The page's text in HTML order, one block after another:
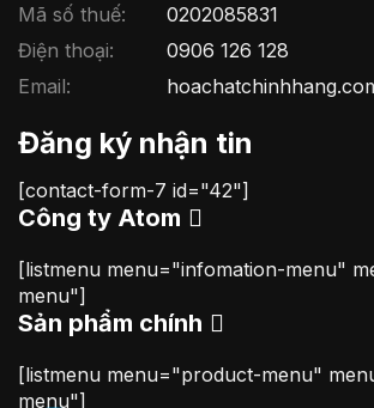
Mã số thuế:
0202085831
Điện thoại:
0906 126 128
Email:
Đăng ký nhận tin
[contact-form-7 id="42"]
Công ty Atom
[listmenu menu="infomation-menu"
menu"]
Sản phẩm chính
[listmenu menu="product-menu"
menu"]